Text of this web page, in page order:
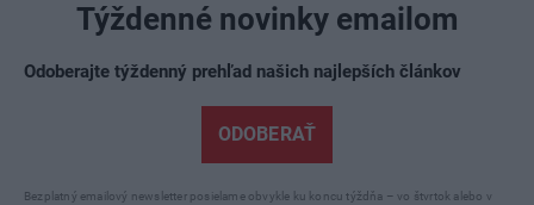
Týždenné novinky emailom
Odoberajte týždenný prehľad našich najlepších článkov
ODOBERAŤ
Bezplatný emailový newsletter posielame obvykle ku koncu týždňa – vo štvrtok alebo v